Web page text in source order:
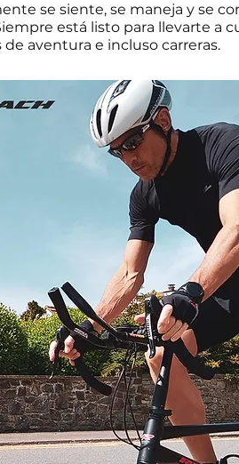
se siente, se maneja y se
está listo para llevarte a
aventura e incluso carreras.